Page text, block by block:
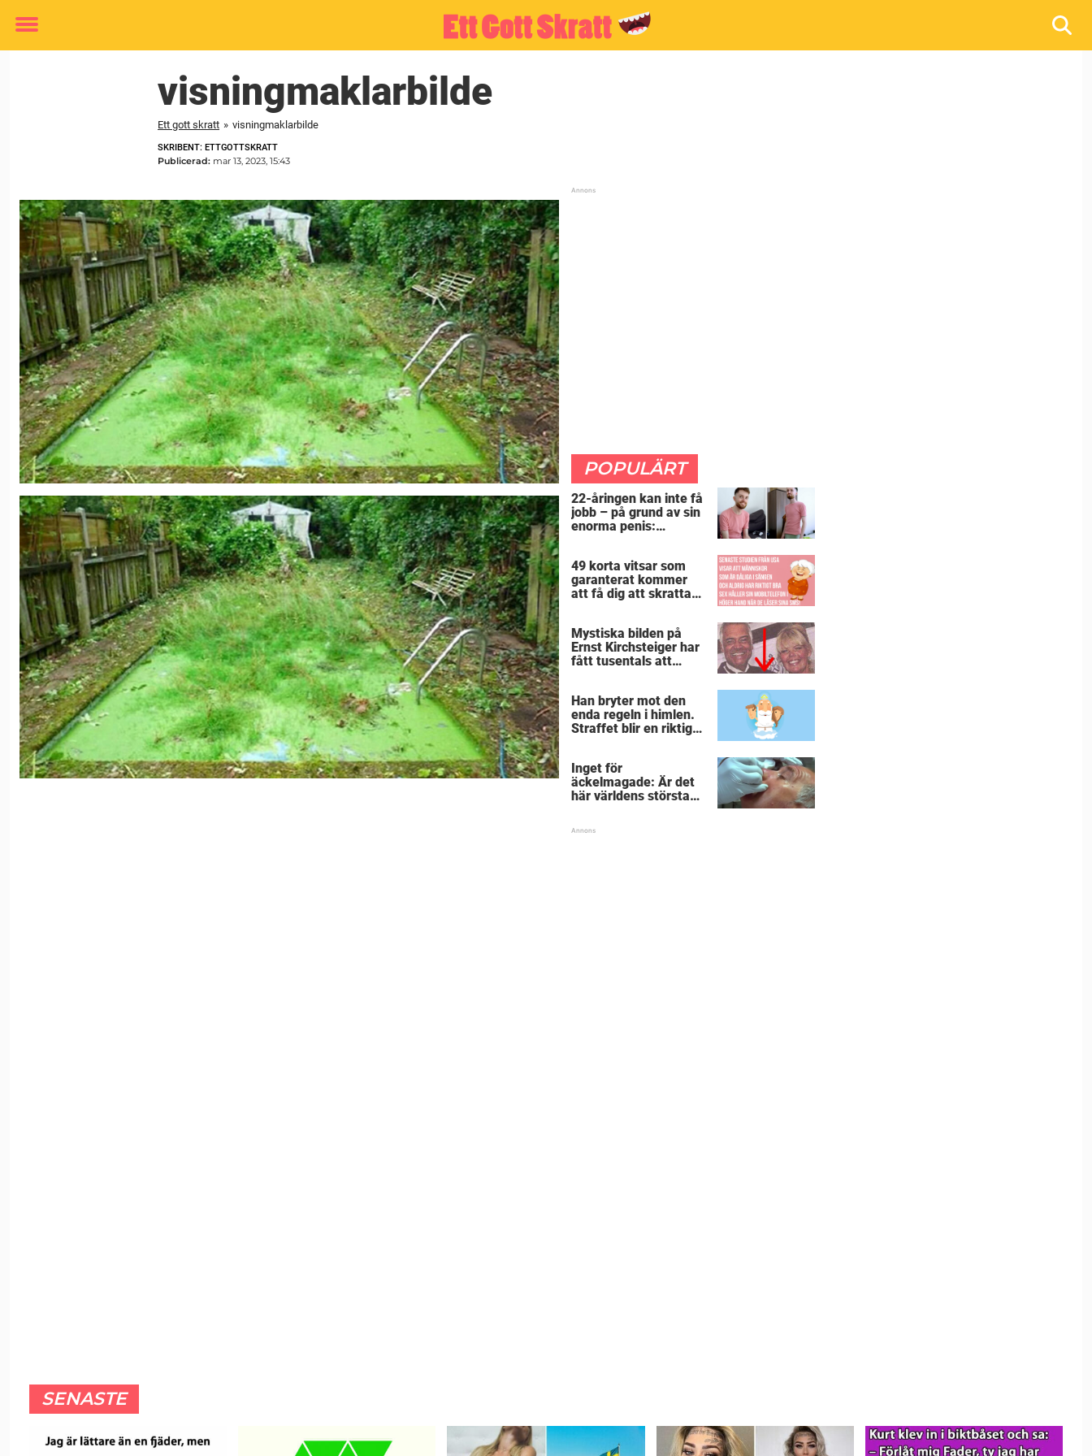
Toggle
visningmaklarbilde
Ett gott skratt » visningmaklarbilde
SKRIBENT: ETTGOTTSKRATT
Publicerad: mar 13, 2023, 15:43
POPULÄRT
22-åringen kan inte få
jobb – på grund av sin
enorma penis:
49 korta vitsar som
garanterat kommer
att få dig att skratta
Mystiska bilden på
Ernst Kirchsteiger har
fått tusentals att
Han bryter mot den
enda regeln i himlen.
Straffet blir en riktigt
Inget för
äckelmagade: Är det
här världens största
SENASTE